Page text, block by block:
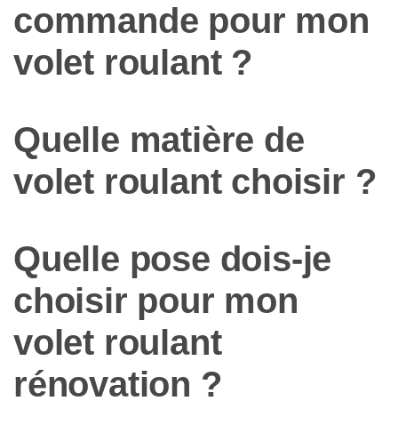
commande pour mon
volet roulant ?
Quelle matière de
volet roulant choisir ?
Quelle pose dois-je
choisir pour mon
volet roulant
rénovation ?